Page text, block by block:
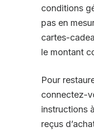
conditions
pas en
cartes-
le montant
Pour
connectez-
instructions
reçus